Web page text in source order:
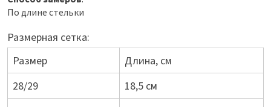
По длине стельки
Размерная сетка:
Размер
Длина, см
28/29
18,5 см